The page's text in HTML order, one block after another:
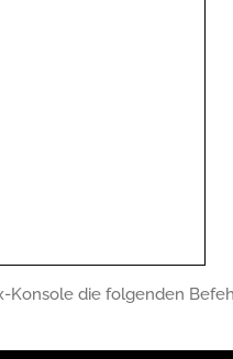
Konsole die folgenden